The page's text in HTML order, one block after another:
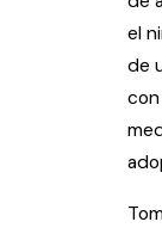
el
de